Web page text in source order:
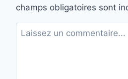
champs obligatoires sont